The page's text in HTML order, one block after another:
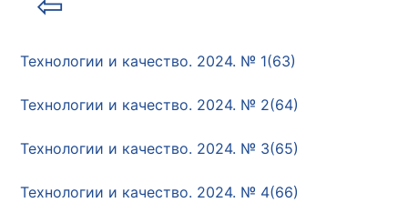
Технологии и качество. 2024. № 1(63)
Технологии и качество. 2024. № 2(64)
Технологии и качество. 2024. № 3(65)
Технологии и качество. 2024. № 4(66)